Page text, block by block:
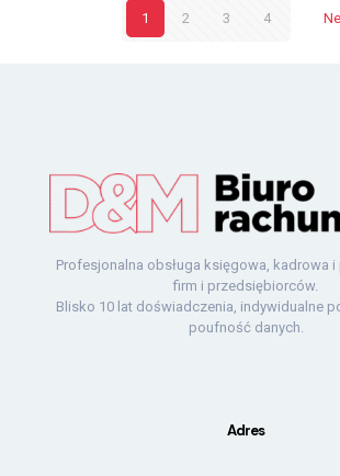
1 2 3 4
Profesjonalna obsługa księgowa, kadrowa
firm i przedsiębiorców.
Blisko 10 lat doświadczenia, indywidualne
poufność danych.
Adres